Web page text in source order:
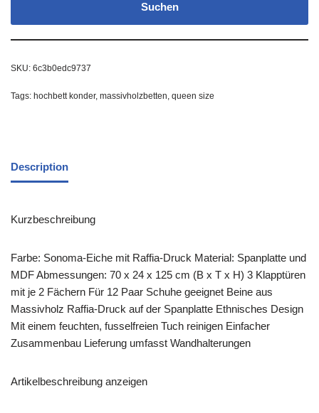
Suchen
SKU: 6c3b0edc9737
Tags: hochbett konder, massivholzbetten, queen size
Description
Kurzbeschreibung
Farbe: Sonoma-Eiche mit Raffia-Druck Material: Spanplatte und
MDF Abmessungen: 70 x 24 x 125 cm (B x T x H) 3 Klapptüren
mit je 2 Fächern Für 12 Paar Schuhe geeignet Beine aus
Massivholz Raffia-Druck auf der Spanplatte Ethnisches Design
Mit einem feuchten, fusselfreien Tuch reinigen Einfacher
Zusammenbau Lieferung umfasst Wandhalterungen
Artikelbeschreibung anzeigen